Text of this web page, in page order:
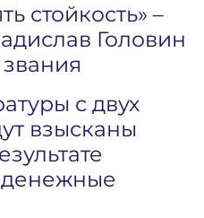
стойкость» –
Головин
с двух
взысканы